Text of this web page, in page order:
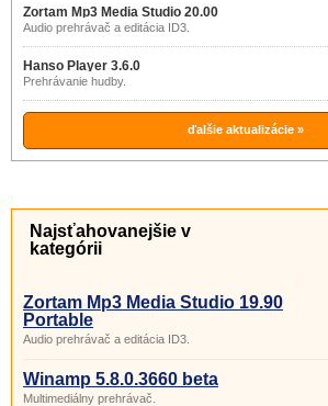
Zortam Mp3 Media Studio 20.00
Audio prehrávač a editácia ID3.
Hanso Player 3.6.0
Prehrávanie hudby.
ďalšie aktualizácie »
Najsťahovanejšie v
kategórii
Zortam Mp3 Media Studio 19.90
Portable
Audio prehrávač a editácia ID3.
Winamp 5.8.0.3660 beta
Multimediálny prehrávač.